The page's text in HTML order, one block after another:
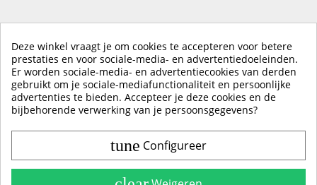
KLIK HIER OM EEN ​​RECENSIE ACHTER TE LATEN
Deze winkel vraagt je om cookies te accepteren voor betere
prestaties en voor sociale-media- en advertentiedoeleinden.
Er worden sociale-media- en advertentiecookies van derden
gebruikt om je sociale-mediafunctionaliteit en persoonlijke
advertenties te bieden. Accepteer je deze cookies en de
bijbehorende verwerking van je persoonsgegevens?
tune Configureer